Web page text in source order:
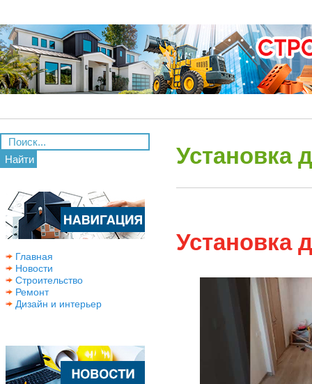
Найти
Главная
Новости
Строительство
Ремонт
Дизайн и интерьер
Установка
Установка